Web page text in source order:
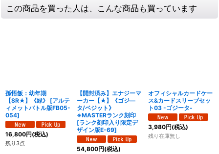
この商品を買った人は、こんな商品も買っています
孫悟飯：幼年期
【SR★】《緑》
[アルテ
ィメットバトル版FB05-
054]
16,800円(税込)
残り3点
【開封済み】エナジーマ
ーカー【★】《ゴジ―
タ/ベジット》
※MASTERランク刻印
[ランク刻印入り限定デ
ザイン版E-69]
54,800円(税込)
オフィシャルカードケー
ス&カードスリーブセッ
ト03 -ゴジータ-
3,980円(税込)
残り在庫無し